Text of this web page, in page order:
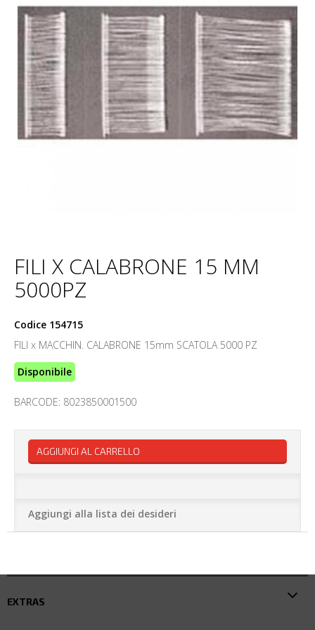
FILI X CALABRONE 15 MM
5000PZ
Codice 154715
FILI x MACCHIN. CALABRONE 15mm SCATOLA 5000 PZ
Disponibile
BARCODE: 8023850001500
AGGIUNGI AL CARRELLO
Aggiungi alla lista dei desideri
EXTRAS